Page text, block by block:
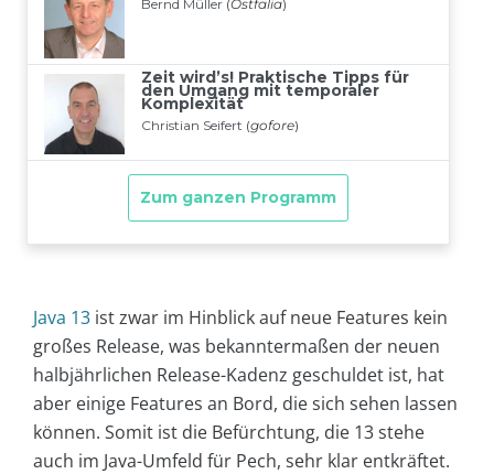
Java 13 ist zwar im Hinblick auf neue Features kein
großes Release, was bekanntermaßen der neuen
halbjährlichen Release-Kadenz geschuldet ist, hat
aber einige Features an Bord, die sich sehen lassen
können. Somit ist die Befürchtung, die 13 stehe
auch im Java-Umfeld für Pech, sehr klar entkräftet.